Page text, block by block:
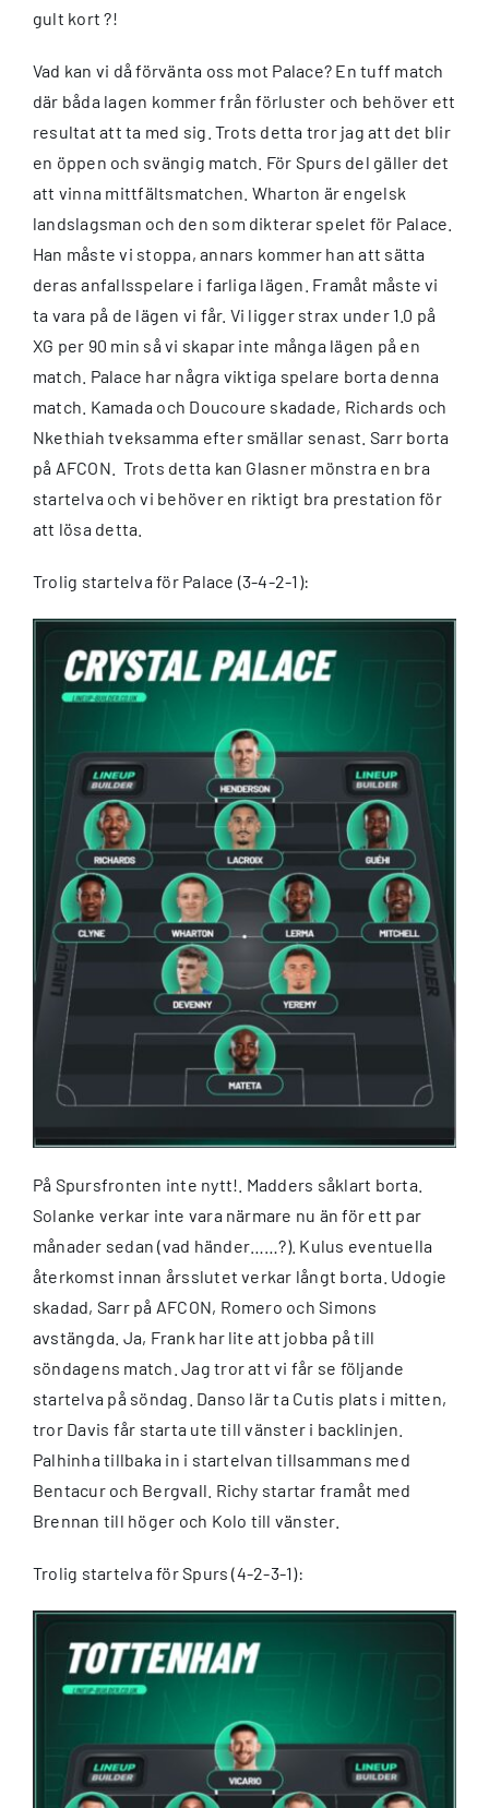
gult kort ?!
Vad kan vi då förvänta oss mot Palace? En tuff match
där båda lagen kommer från förluster och behöver ett
resultat att ta med sig. Trots detta tror jag att det blir
en öppen och svängig match. För Spurs del gäller det
att vinna mittfältsmatchen. Wharton är engelsk
landslagsman och den som dikterar spelet för Palace.
Han måste vi stoppa, annars kommer han att sätta
deras anfallsspelare i farliga lägen. Framåt måste vi
ta vara på de lägen vi får. Vi ligger strax under 1.0 på
XG per 90 min så vi skapar inte många lägen på en
match. Palace har några viktiga spelare borta denna
match. Kamada och Doucoure skadade, Richards och
Nkethiah tveksamma efter smällar senast. Sarr borta
på AFCON. Trots detta kan Glasner mönstra en bra
startelva och vi behöver en riktigt bra prestation för
att lösa detta.
Trolig startelva för Palace (3-4-2-1):
På Spursfronten inte nytt!. Madders såklart borta.
Solanke verkar inte vara närmare nu än för ett par
månader sedan (vad händer……?). Kulus eventuella
återkomst innan årsslutet verkar långt borta. Udogie
skadad, Sarr på AFCON, Romero och Simons
avstängda. Ja, Frank har lite att jobba på till
söndagens match. Jag tror att vi får se följande
startelva på söndag. Danso lär ta Cutis plats i mitten,
tror Davis får starta ute till vänster i backlinjen.
Palhinha tillbaka in i startelvan tillsammans med
Bentacur och Bergvall. Richy startar framåt med
Brennan till höger och Kolo till vänster.
Trolig startelva för Spurs (4-2-3-1):